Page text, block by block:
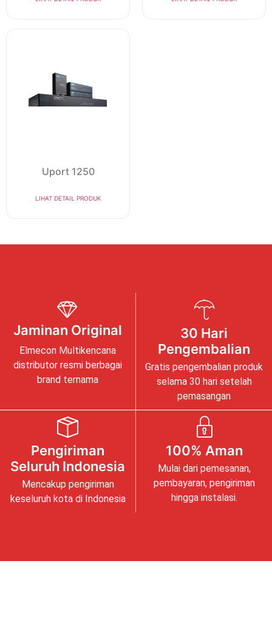
Uport 1250
LIHAT DETAIL PRODUK
Jaminan Original
Elmecon Multikencana
distributor resmi berbagai
brand ternama
30 Hari
Pengembalian
Gratis pengembalian produk
selama 30 hari setelah
pemasangan
Pengiriman
Seluruh Indonesia
Mencakup pengiriman
keseluruh kota di Indonesia
100% Aman
Mulai dari pemesanan,
pembayaran, pengiriman
hingga instalasi.